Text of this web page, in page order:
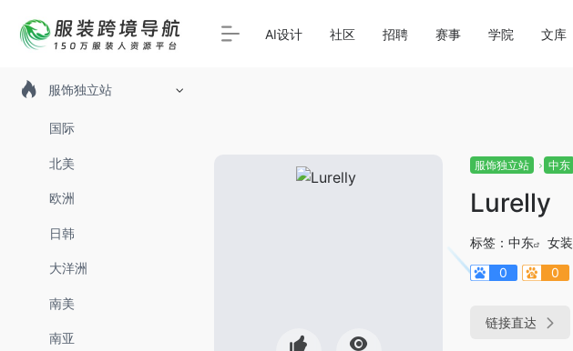
服饰独立站
国际
北美
欧洲
日韩
大洋洲
南美
南亚
AI设计 社区 招聘 赛事 学院 文库
服饰独立站 中东
Lurelly
标签： 中东 女装
0
0
链接直达